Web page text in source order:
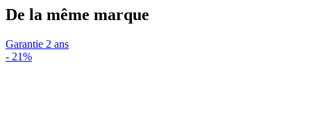
De la même marque
Garantie 2 ans
- 21%